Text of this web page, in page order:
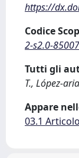
https://
Codice
2-s2.0-
Tutti gli
T.,
Appare
03.1